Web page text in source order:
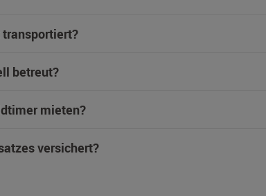
transportiert?
betreut?
mieten?
versichert?